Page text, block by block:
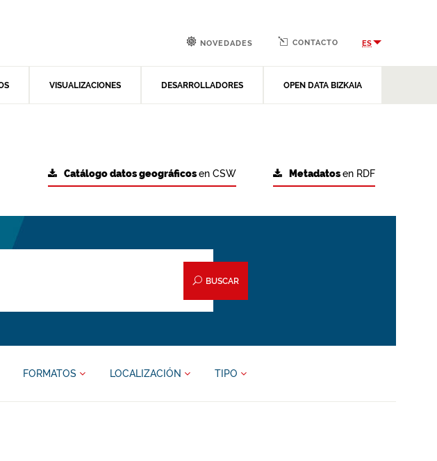
VISUALIZACIONES DESARROLLADORES OPEN DATA BIZKAIA
NOVEDADES CONTACTO ES
Metadatosen RDF
Catálogo datos geográficosen CSW
BUSCAR
FORMATOS LOCALIZACIÓN TIPO